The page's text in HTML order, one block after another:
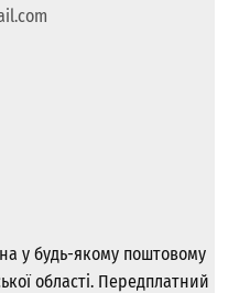
у будь-якому поштовому
області. Передплатний